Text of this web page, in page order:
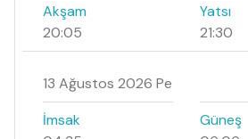
Akşam
20:05
Yatsı
21:30
13 Ağustos 2026 Pe
İmsak
Güneş